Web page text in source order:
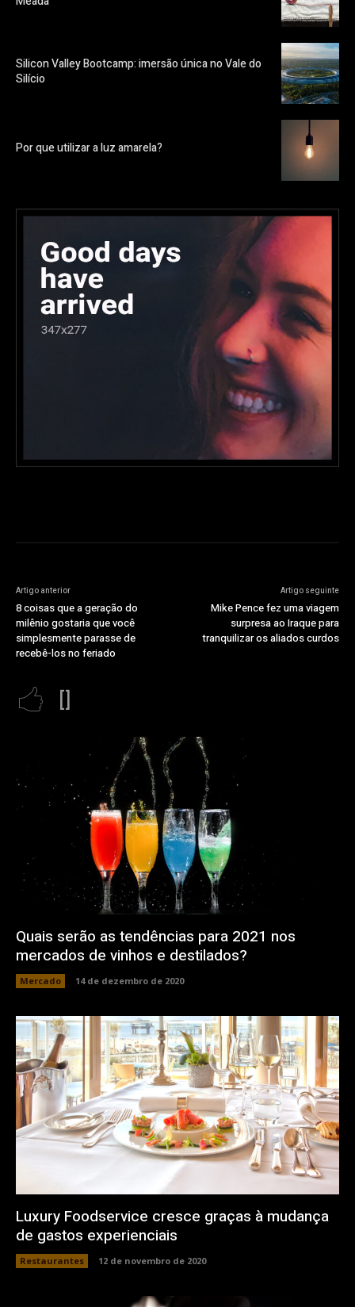
Silicon Valley Bootcamp: imersão única no Vale do
Silício
Por que utilizar a luz amarela?
Artigo anterior
8 coisas que a geração do
milênio gostaria que você
simplesmente parasse de
recebê-los no feriado
Artigo seguinte
Mike Pence fez uma viagem
surpresa ao Iraque para
tranquilizar os aliados curdos
[]
Quais serão as tendências para 2021 nos
mercados de vinhos e destilados?
Mercado 14 de dezembro de 2020
Luxury Foodservice cresce graças à mudança
de gastos experienciais
Restaurantes 12 de novembro de 2020